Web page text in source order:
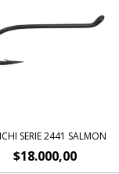
SERIE 2441 SALMON
$18.000,00